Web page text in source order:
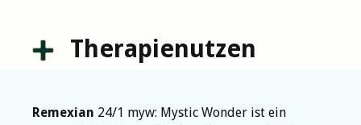
Therapienutzen
Remexian 24/1 myw: Mystic Wonder ist ein